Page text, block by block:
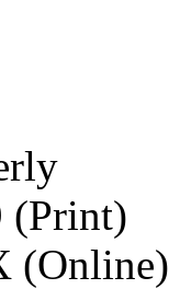
(Print)
(Online)